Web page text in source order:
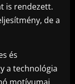
is rendezett.
de a
és
a technológia